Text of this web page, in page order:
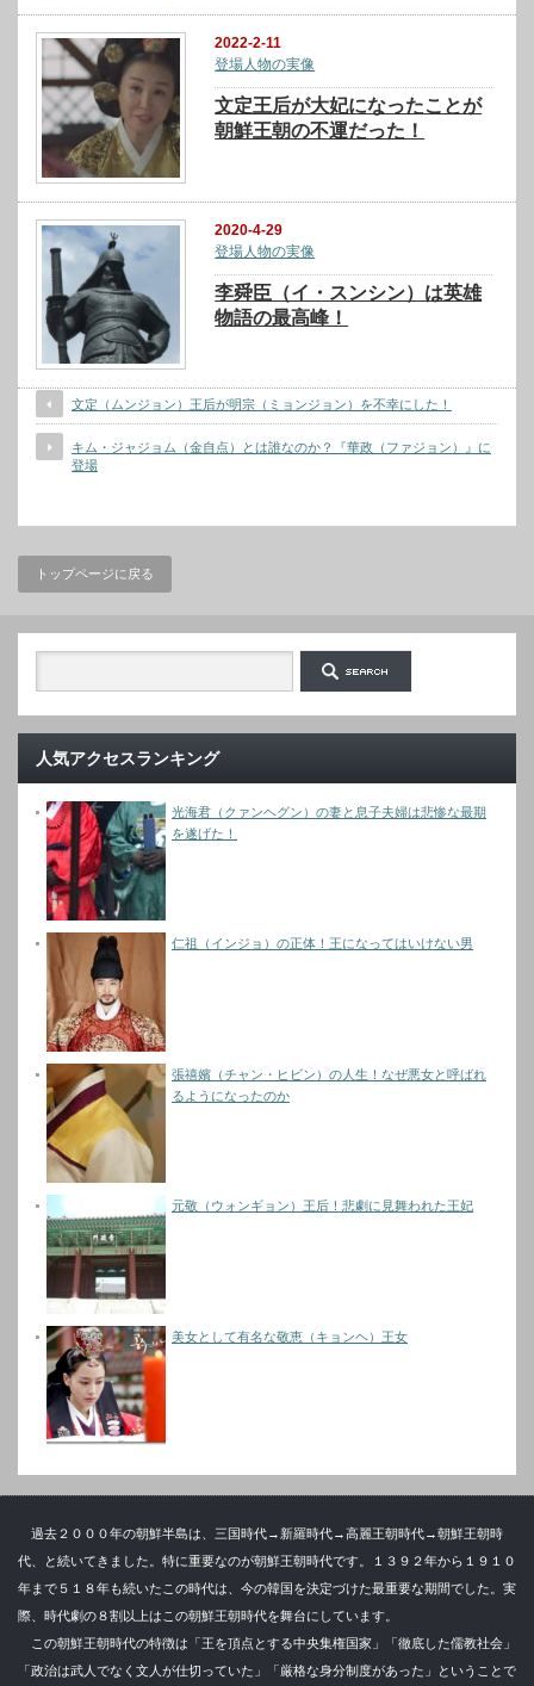
2022-2-11
登場人物の実像
文定王后が大妃になったことが
朝鮮王朝の不運だった！
2020-4-29
登場人物の実像
李舜臣（イ・スンシン）は英雄
物語の最高峰！
文定（ムンジョン）王后が明宗（ミョンジョン）を不幸にした！
キム・ジャジョム（金自点）とは誰なのか？『華政（ファジョン）』に
登場
トップページに戻る
人気アクセスランキング
光海君（クァンヘグン）の妻と息子夫婦は悲惨な最期
を遂げた！
仁祖（インジョ）の正体！王になってはいけない男
張禧嬪（チャン・ヒビン）の人生！なぜ悪女と呼ばれ
るようになったのか
元敬（ウォンギョン）王后！悲劇に見舞われた王妃
美女として有名な敬恵（キョンヘ）王女
過去２０００年の朝鮮半島は、三国時代→新羅時代→高麗王朝時代→朝鮮王朝時
代、と続いてきました。特に重要なのが朝鮮王朝時代です。１３９２年から１９１０
年まで５１８年も続いたこの時代は、今の韓国を決定づけた最重要な期間でした。実
際、時代劇の８割以上はこの朝鮮王朝時代を舞台にしています。
この朝鮮王朝時代の特徴は「王を頂点とする中央集権国家」「徹底した儒教社会」
「政治は武人でなく文人が仕切っていた」「厳格な身分制度があった」ということで